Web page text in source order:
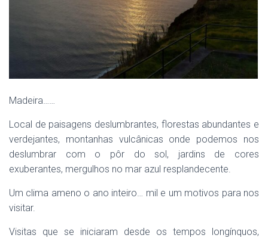
Madeira……
Local de paisagens deslumbrantes, florestas abundantes e
verdejantes, montanhas vulcânicas onde podemos nos
deslumbrar com o pôr do sol, jardins de cores
exuberantes, mergulhos no mar azul resplandecente.
Um clima ameno o ano inteiro… mil e um motivos para nos
visitar.
Visitas que se iniciaram desde os tempos longínquos,